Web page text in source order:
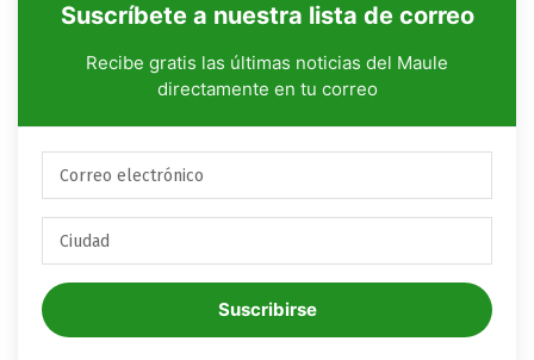
Suscríbete a nuestra lista de correo
Recibe gratis las últimas noticias del Maule
directamente en tu correo
Suscribirse